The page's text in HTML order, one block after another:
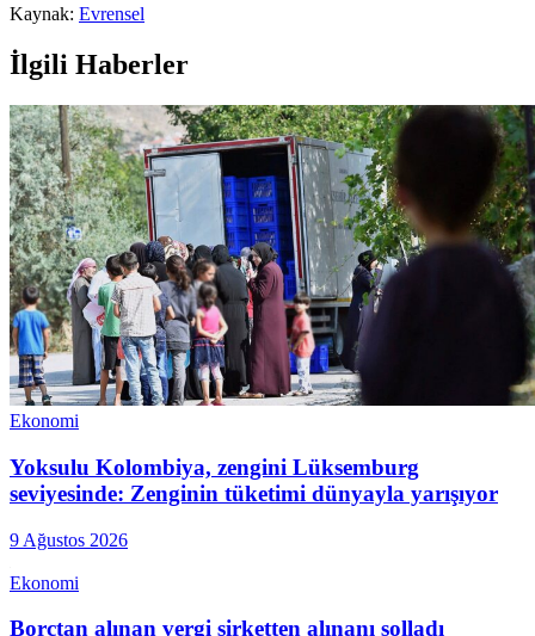
Kaynak: Evrensel
İlgili Haberler
Ekonomi
Yoksulu Kolombiya, zengini Lüksemburg
seviyesinde: Zenginin tüketimi dünyayla yarışıyor
9 Ağustos 2026
Ekonomi
Borçtan alınan vergi şirketten alınanı solladı